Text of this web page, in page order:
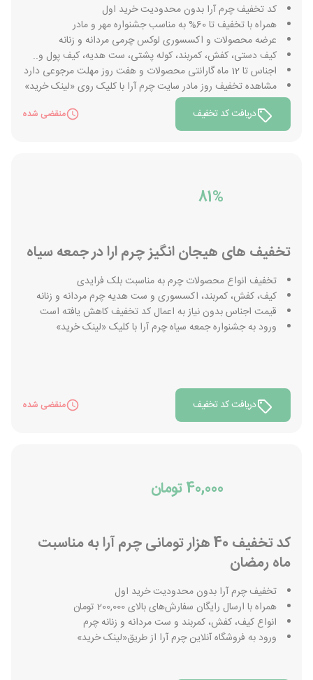
کد تخفیف چرم آرا بدون محدودیت خرید اول
همراه با تخفیف تا 60% به مناسب جشنواره مهر و مادر
عرضه محصولات و اکسسوری لوکس چرمی مردانه و زنانه
کیف دستی، کفش، کمربند، کوله پشتی، ست هدیه، کیف پول و..
اجناس تا 12 ماه گارانتی محصولات و هفت روز مهلت مرجوعی دارد
مشاهده تخفیف روز مادر سایت چرم آرا با کلیک روی «لینک خرید»
دریافت کد تخفیف
منقضی شده
81%
تخفیف های هیجان انگیز چرم ارا در جمعه سیاه
تخفیف انواع محصولات چرم به مناسبت بلک فرایدی
کیف، کفش، کمربند، اکسسوری و ست هدیه چرم مردانه و زنانه
قیمت اجناس بدون نیاز به اعمال کد تخفیف کاهش یافته است
ورود به جشنواره جمعه سیاه چرم آرا با کلیک «لینک خرید»
دریافت کد تخفیف منقضی شده
40,000 تومان
کد تخفیف 40 هزار تومانی چرم آرا به مناسبت
ماه رمضان
تخفیف چرم آرا بدون محدودیت خرید اول
همراه با ارسال رایگان سفارش‌های بالای 200,000 تومان
انواع کیف، کفش، کمربند و ست مردانه و زنانه چرم
ورود به فروشگاه آنلاین چرم آرا از طریق«لینک خرید»